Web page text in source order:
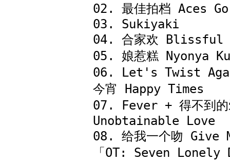
02. 最佳拍档 Aces
03. Sukiyaki
04. 合家欢 Blissful
05. 娘惹糕 Nyonya
06. Let's Twist
今宵 Happy Times
07. Fever + 得不到的
Unobtainable Love
08. 给我一个吻 Give
「OT: Seven Lonely